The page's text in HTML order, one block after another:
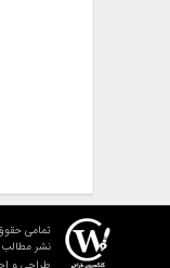
تمامی
نشر مطالب